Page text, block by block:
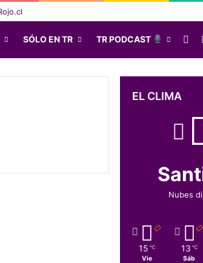
SÓLO EN TR TR PODCAST
EL CLIMA
Nubes
15 ℃
Vie
13 ℃
Sáb